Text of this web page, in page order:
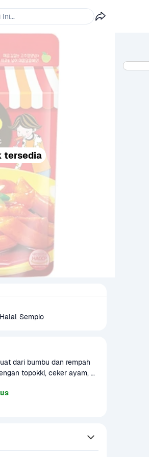
tersedia
Sempio
dari bumbu dan rempah
topokki, ceker ayam,
belum terverifikasi halal.